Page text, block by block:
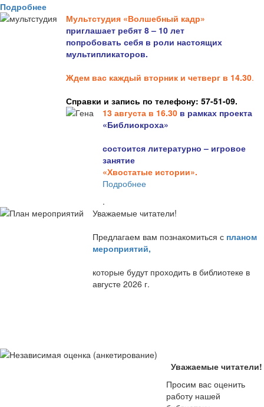
Подробнее
Мультстудия «Волшебный кадр»
приглашает ребят 8 – 10 лет
попробовать себя в роли настоящих
мультипликаторов.
Ждем вас каждый вторник и четверг в 14.30.
Справки и запись по телефону: 57-51-09.
13 августа в 16.30 в рамках проекта
«Библиокроха»
состоится литературно – игровое
занятие
«Хвостатые истории».
Подробнее
.
Уважаемые читатели!
Предлагаем вам познакомиться с планом
мероприятий,
которые будут проходить в библиотеке в
августе 2026 г.
Уважаемые читатели!
Просим вас оценить
работу нашей